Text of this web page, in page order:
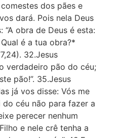
dos pães e
dará. Pois nela Deus
“A obra de Deus é esta:
é a tua obra?*
32.Jesus
verdadeiro pão do céu;
pão!”. 35.Jesus
já vos disse: Vós me
céu não para fazer a
perecer nenhum
e nele crê tenha a